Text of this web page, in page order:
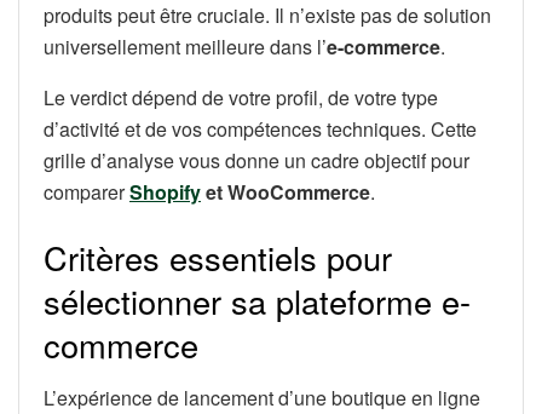
produits peut être cruciale. Il n’existe pas de solution
universellement meilleure dans l’e-commerce.
Le verdict dépend de votre profil, de votre type
d’activité et de vos compétences techniques. Cette
grille d’analyse vous donne un cadre objectif pour
comparerShopifyet WooCommerce.
Critères essentiels pour
sélectionner sa plateforme e-
commerce
L’expérience de lancement d’une boutique en ligne